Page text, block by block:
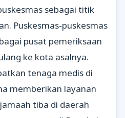
sebagai titik
Puskesmas-puskesmas
pusat pemeriksaan
ke kota asalnya.
tenaga medis di
memberikan layanan
tiba di daerah